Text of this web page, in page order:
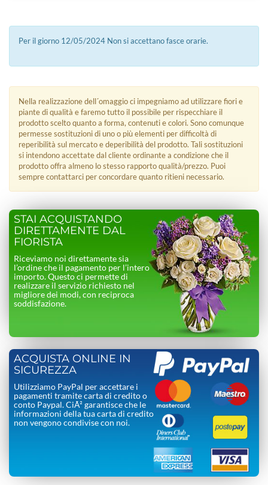
Per il giorno 12/05/2024 Non si accettano fasce orarie.
Nella realizzazione dell´omaggio ci impegniamo ad utilizzare fiori e
piante di qualità e faremo tutto il possibile per rispecchiare il
prodotto scelto quanto a forma, contenuti e colori. Sono comunque
permesse sostituzioni di uno o più elementi per difficoltà di
reperibilità sul mercato e deperibilità del prodotto. Tali sostituzioni
si intendono accettate dal cliente ordinante a condizione che il
prodotto offra almeno lo stesso rapporto qualità/prezzo. Puoi
sempre contattarci per concordare quanto ritieni necessario.
STAI ACQUISTANDO
DIRETTAMENTE DAL
FIORISTA
Riceviamo noi direttamente sia
l’ordine che il pagamento per l’intero
importo. Questo ci permette di
realizzare il servizio richiesto nel
migliore dei modi, con reciproca
soddisfazione.
ACQUISTA ONLINE IN
SICUREZZA
Utilizziamo PayPal per accettare i
pagamenti tramite carta di credito o
conto Paypal. CiÃ² garantisce che le
informazioni della tua carta di credito
non vengono condivise con noi.